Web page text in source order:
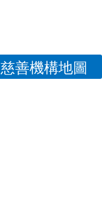
慈善機構地圖